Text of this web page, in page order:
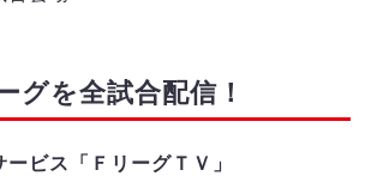
グを全試合配信！
ビス「ＦリーグＴＶ」